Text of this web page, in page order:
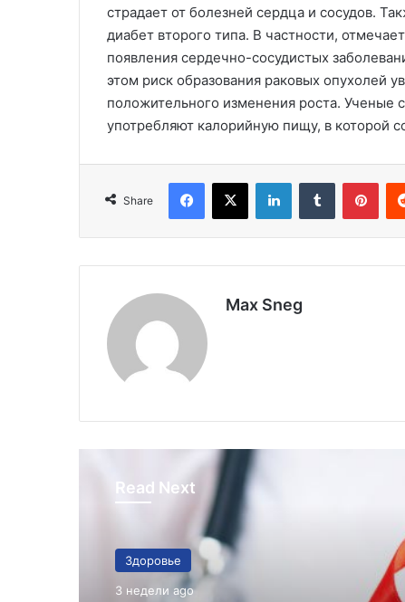
страдает от болезней сердца и сосудов.
диабет второго типа. В частности,
появления сердечно-сосудистых
этом риск образования раковых опухолей
положительного изменения роста. Ученые
употребляют калорийную пищу, в которой
Share
Max Sneg
Read Next
Здоровье
3 недели ago